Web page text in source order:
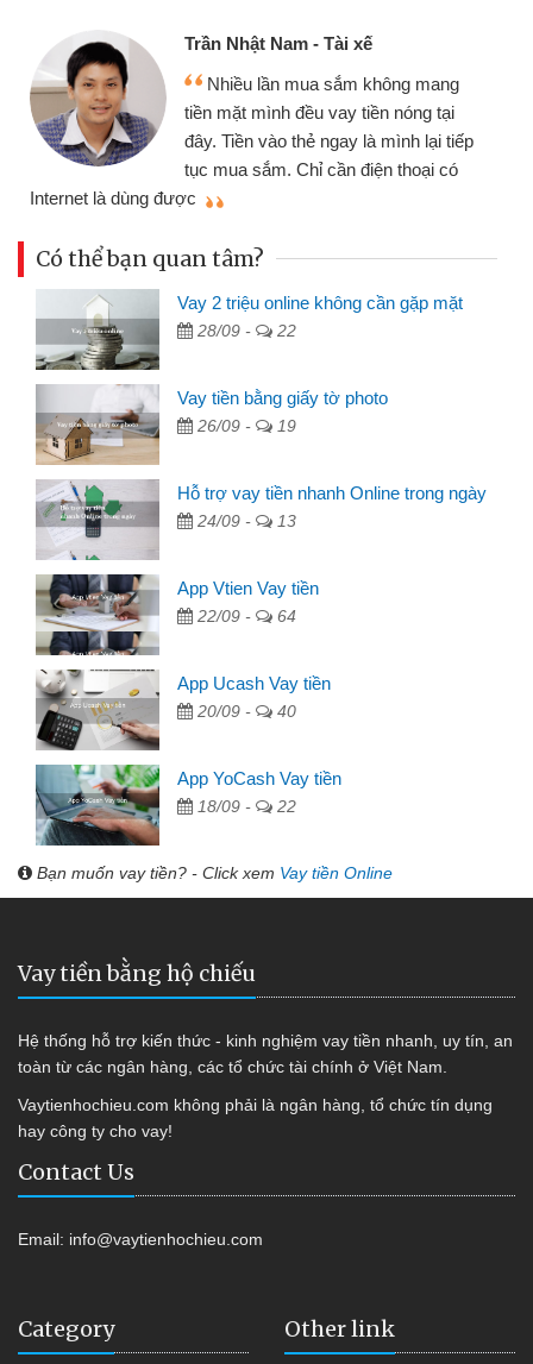
Trần Nhật Nam - Tài xế
Nhiều lần mua sắm không mang
tiền mặt mình đều vay tiền nóng tại
đây. Tiền vào thẻ ngay là mình lại tiếp
tục mua sắm. Chỉ cần điện thoại có
Internet là dùng được
Có thể bạn quan tâm?
Vay 2 triệu online không cần gặp mặt
28/09 - 22
Vay tiền bằng giấy tờ photo
26/09 - 19
Hỗ trợ vay tiền nhanh Online trong ngày
24/09 - 13
App Vtien Vay tiền
22/09 - 64
App Ucash Vay tiền
20/09 - 40
App YoCash Vay tiền
18/09 - 22
Bạn muốn vay tiền? - Click xem Vay tiền Online
Vay tiền bằng hộ chiếu
Hệ thống hỗ trợ kiến thức - kinh nghiệm vay tiền nhanh, uy tín, an
toàn từ các ngân hàng, các tổ chức tài chính ở Việt Nam.
Vaytienhochieu.com không phải là ngân hàng, tổ chức tín dụng
hay công ty cho vay!
Contact Us
Email: info@vaytienhochieu.com
Category Other link